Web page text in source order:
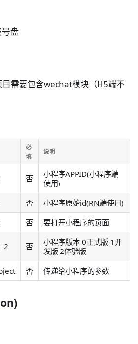
盘
目需要包含wechat模块（H5端不
必
填
说明
否
小程序APPID(小程序端
使用)
否
小程序原始id(RN端使用)
否 要打开小程序的页面
2 否
小程序版本 0正式版 1开
发版 2体验版
否 传递给小程序的参数